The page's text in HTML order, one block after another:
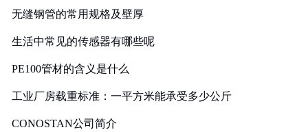
无缝钢管的常用规格及壁厚
生活中常见的传感器有哪些呢
PE100管材的含义是什么
工业厂房载重标准：一平方米能承受多少公斤
CONOSTAN公司简介